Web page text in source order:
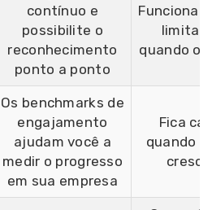
contínuo e
possibilite o
reconhecimento
ponto a ponto
quando
Os benchmarks de
engajamento
ajudam você a
medir o progresso
em sua empresa
Fica
quando
cresce